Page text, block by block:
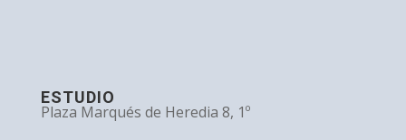
ESTUDIO
Plaza Marqués de Heredia 8, 1º